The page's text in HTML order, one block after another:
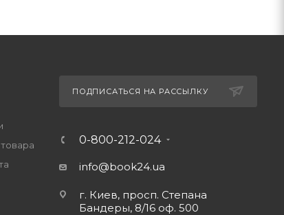
ПОДПИСАТЬСЯ НА РАССЫЛКУ
0-800-212-024
info@book24.ua
г. Киев, просп. Степана
Бандеры, 8/16 оф. 500